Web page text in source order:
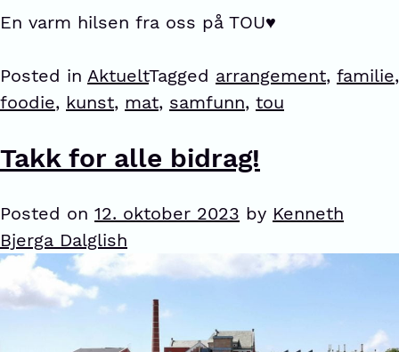
En varm hilsen fra oss på TOU♥️
Posted in AktueltTagged arrangement, familie,
foodie, kunst, mat, samfunn, tou
Takk for alle bidrag!
Posted on 12. oktober 2023 by Kenneth
Bjerga Dalglish